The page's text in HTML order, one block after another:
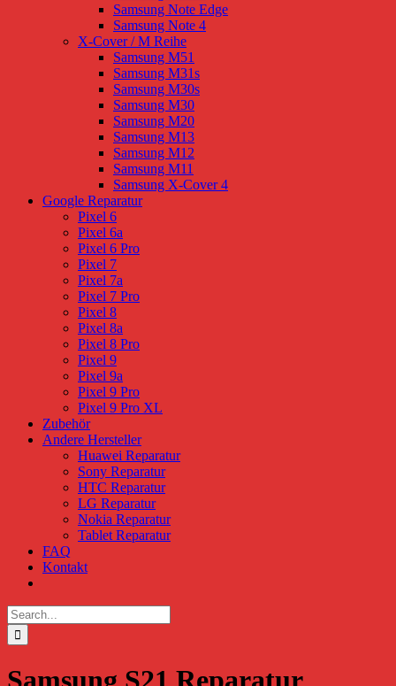
Samsung Note Edge
Samsung Note 4
X-Cover / M Reihe
Samsung M51
Samsung M31s
Samsung M30s
Samsung M30
Samsung M20
Samsung M13
Samsung M12
Samsung M11
Samsung X-Cover 4
Google Reparatur
Pixel 6
Pixel 6a
Pixel 6 Pro
Pixel 7
Pixel 7a
Pixel 7 Pro
Pixel 8
Pixel 8a
Pixel 8 Pro
Pixel 9
Pixel 9a
Pixel 9 Pro
Pixel 9 Pro XL
Zubehör
Andere Hersteller
Huawei Reparatur
Sony Reparatur
HTC Reparatur
LG Reparatur
Nokia Reparatur
Tablet Reparatur
FAQ
Kontakt
Search
for: